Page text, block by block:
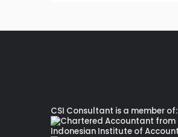
CSI Consultant is a member of: